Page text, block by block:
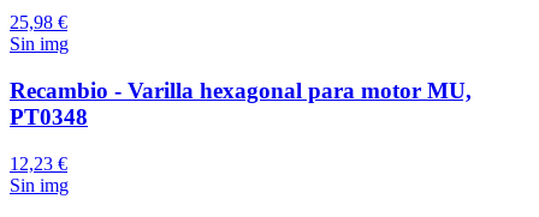
25,98 €
Sin img
Recambio - Varilla hexagonal para motor MU,
PT0348
12,23 €
Sin img